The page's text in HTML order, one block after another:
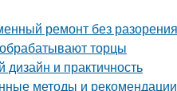
ремонт без разорения
торцы
и практичность
методы и рекомендации